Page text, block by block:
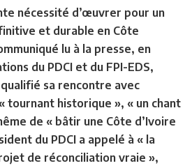
nécessité d’œuvrer pour un
et durable en Côte
lu à la presse, en
du PDCI et du FPI-EDS,
sa rencontre avec
tournant historique », « un chant
de « bâtir une Côte d’Ivoire
du PDCI a appelé à « la
de réconciliation vraie »,